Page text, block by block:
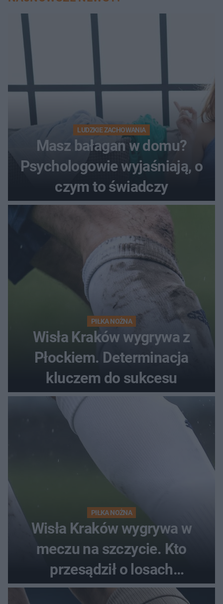
LUDZKIE ZACHOWANIA
Masz bałagan w domu?
Psychologowie wyjaśniają, o
czym to świadczy
PIŁKA NOŻNA
Wisła Kraków wygrywa z
Płockiem. Determinacja
kluczem do sukcesu
PIŁKA NOŻNA
Wisła Kraków wygrywa w
meczu na szczycie. Kto
przesądził o losach
spotkania?